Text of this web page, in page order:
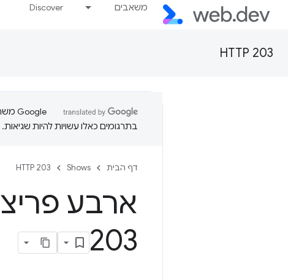
משאבים Discover
HTTP 203
בתרגומים כאלו עשויות להיות שגיאות.
דף הבית Shows
HTTP 203
203